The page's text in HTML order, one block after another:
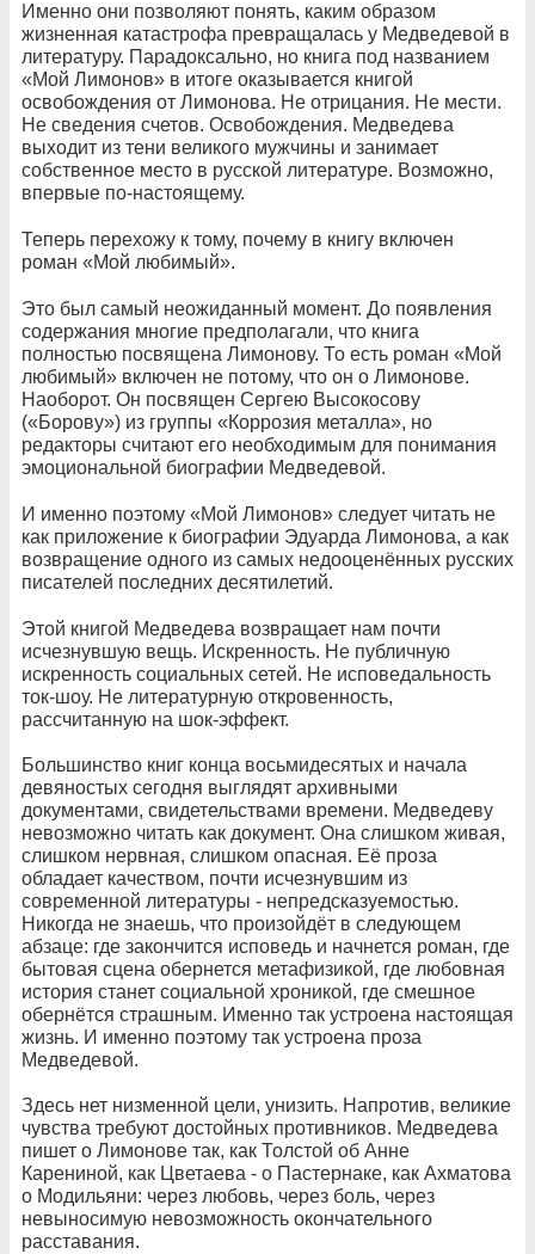
Именно они позволяют понять, каким образом
жизненная катастрофа превращалась у Медведевой в
литературу. Парадоксально, но книга под названием
«Мой Лимонов» в итоге оказывается книгой
освобождения от Лимонова. Не отрицания. Не мести.
Не сведения счетов. Освобождения. Медведева
выходит из тени великого мужчины и занимает
собственное место в русской литературе. Возможно,
впервые по-настоящему.
Теперь перехожу к тому, почему в книгу включен
роман «Мой любимый».
Это был самый неожиданный момент. До появления
содержания многие предполагали, что книга
полностью посвящена Лимонову. То есть роман «Мой
любимый» включен не потому, что он о Лимонове.
Наоборот. Он посвящен Сергею Высокосову
(«Борову») из группы «Коррозия металла», но
редакторы считают его необходимым для понимания
эмоциональной биографии Медведевой.
И именно поэтому «Мой Лимонов» следует читать не
как приложение к биографии Эдуарда Лимонова, а как
возвращение одного из самых недооценённых русских
писателей последних десятилетий.
Этой книгой Медведева возвращает нам почти
исчезнувшую вещь. Искренность. Не публичную
искренность социальных сетей. Не исповедальность
ток-шоу. Не литературную откровенность,
рассчитанную на шок-эффект.
Большинство книг конца восьмидесятых и начала
девяностых сегодня выглядят архивными
документами, свидетельствами времени. Медведеву
невозможно читать как документ. Она слишком живая,
слишком нервная, слишком опасная. Её проза
обладает качеством, почти исчезнувшим из
современной литературы - непредсказуемостью.
Никогда не знаешь, что произойдёт в следующем
абзаце: где закончится исповедь и начнется роман, где
бытовая сцена обернется метафизикой, где любовная
история станет социальной хроникой, где смешное
обернётся страшным. Именно так устроена настоящая
жизнь. И именно поэтому так устроена проза
Медведевой.
Здесь нет низменной цели, унизить. Напротив, великие
чувства требуют достойных противников. Медведева
пишет о Лимонове так, как Толстой об Анне
Карениной, как Цветаева - о Пастернаке, как Ахматова
о Модильяни: через любовь, через боль, через
невыносимую невозможность окончательного
расставания.